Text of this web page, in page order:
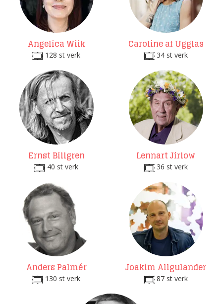
Angelica Wiik
128 st verk
Caroline af Ugglas
34 st verk
Ernst Billgren
40 st verk
Lennart Jirlow
36 st verk
Anders Palmér
130 st verk
Joakim Allgulander
87 st verk